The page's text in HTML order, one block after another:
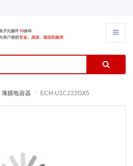
薄膜电容器 ECH-U1C222GX5